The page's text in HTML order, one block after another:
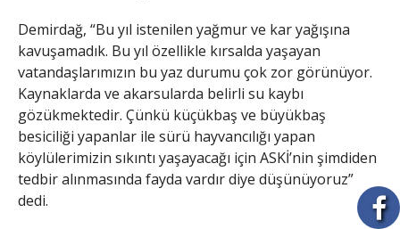
Demirdağ, “Bu yıl istenilen yağmur ve kar yağışına
kavuşamadık. Bu yıl özellikle kırsalda yaşayan
vatandaşlarımızın bu yaz durumu çok zor görünüyor.
Kaynaklarda ve akarsularda belirli su kaybı
gözükmektedir. Çünkü küçükbaş ve büyükbaş
besiciliği yapanlar ile sürü hayvancılığı yapan
köylülerimizin sıkıntı yaşayacağı için ASKİ’nin şimdiden
tedbir alınmasında fayda vardır diye düşünüyoruz”
dedi.